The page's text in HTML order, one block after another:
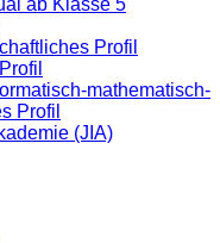
ab Klasse 5
Profil
mathematisch-
Profil
(JIA)